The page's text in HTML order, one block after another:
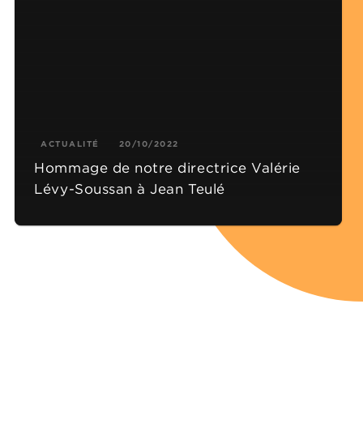
ACTUALITÉ 20/10/2022
Hommage de notre directrice Valérie
Lévy-Soussan à Jean Teulé